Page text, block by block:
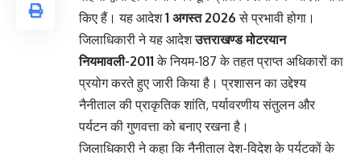
किए हैं। यह आदेश1 अगस्त 2026 से प्रभावी होगा।
जिलाधिकारी ने यह आदेशउत्तराखण्ड मोटरयान
नियमावली-2011 के नियम-187 के तहत प्राप्त अधिकारों का
प्रयोग करते हुए जारी किया है। प्रशासन का उद्देश्य
नैनीताल की प्राकृतिक शांति, पर्यावरणीय संतुलन और
पर्यटन की गुणवत्ता को बनाए रखना है।
जिलाधिकारी ने कहा कि नैनीताल देश-विदेश के पर्यटकों के